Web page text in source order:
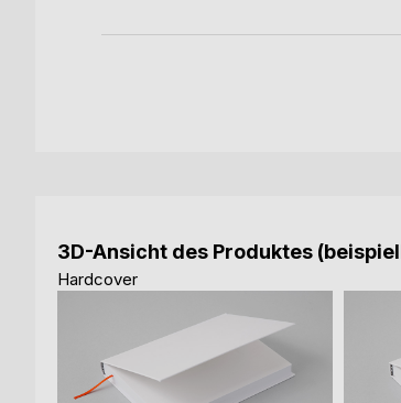
3D-Ansicht des Produktes
Hardcover